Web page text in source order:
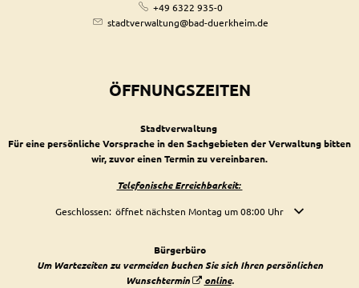
+49 6322 935-0
stadtverwaltung@bad-duerkheim.de
ÖFFNUNGSZEITEN
Stadtverwaltung
Für eine persönliche Vorsprache in den Sachgebieten der Verwaltung bitten
wir, zuvor einen Termin zu vereinbaren.
Telefonische Erreichbarkeit:
Klicken, um weitere Öffnungs- oder Schließzeiten auszublenden
Geschlossen: öffnet nächsten Montag um 08:00 Uhr
Bürgerbüro
Um Wartezeiten zu vermeiden buchen Sie sich Ihren persönlichen
Wunschtermin
online.